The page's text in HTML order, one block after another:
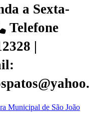
a Sexta-
Telefone
|
Municipal de São João